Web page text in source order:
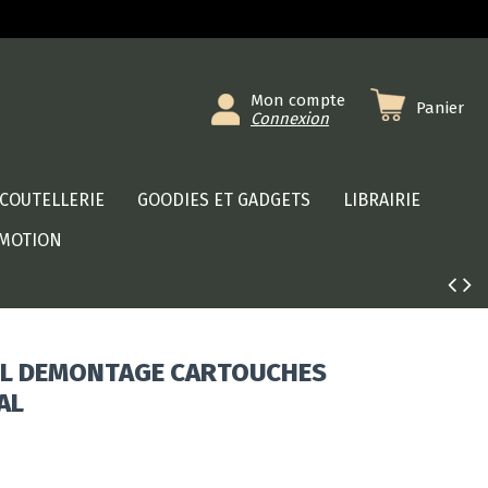
Mon compte
Connexion
Panier
COUTELLERIE GOODIES ET GADGETS
LIBRAIRIE
CARTOUCHES